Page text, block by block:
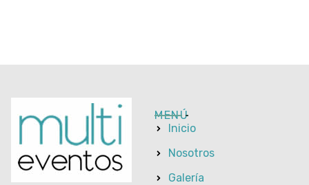
MENÚ
Inicio
Nosotros
Galería